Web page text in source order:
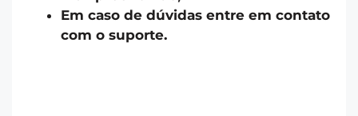
Em caso de dúvidas entre em contato
com o suporte.